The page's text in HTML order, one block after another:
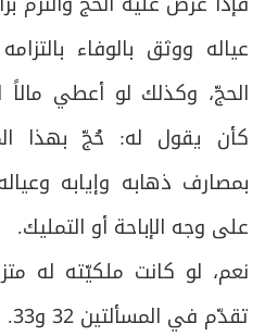
عياله ووثق بالوفاء
الحجّ، وكذلك لو أعطي
كأن يقول له: حُجّ بهذا
بمصارف ذهابه وإيابه
على وجه الإباحة أو التمليك.
نعم، لو كانت ملكيّته له
تقدّم في المسألتين 32 و33
.
ص
31 الفرع السادس: في
32 المبحث الثالث: في صلاة
33 فرعٌ: في آداب الطواف
ص 34 المبحث الرابع: في أحكام
35 المبحث الخامس: في